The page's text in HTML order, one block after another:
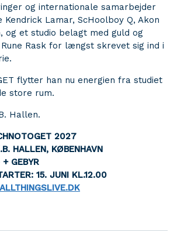
og internationale samarbejder
Lamar, ScHoolboy Q, Akon
og et studio belagt med guld og
Rask for længst skrevet sig ind i
flytter han nu energien fra studiet
store rum.
Hallen.
2027
HALLEN, KØBENHAVN
GEBYR
15. JUNI KL.12.00
ALLTHINGSLIVE.DK